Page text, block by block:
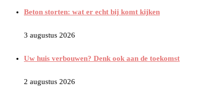
Beton storten: wat er echt bij komt kijken
3 augustus 2026
Uw huis verbouwen? Denk ook aan de toekomst
2 augustus 2026